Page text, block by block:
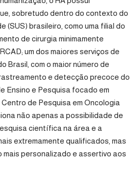
sobretudo dentro do contexto do
(SUS) brasileiro, como uma filial do
de cirurgia minimamente
um dos maiores serviços de
Brasil, com o maior número de
e detecção precoce do
Ensino e Pesquisa focado em
de Pesquisa em Oncologia
não apenas a possibilidade de
científica na área e a
extremamente qualificados, mas
mais personalizado e assertivo aos